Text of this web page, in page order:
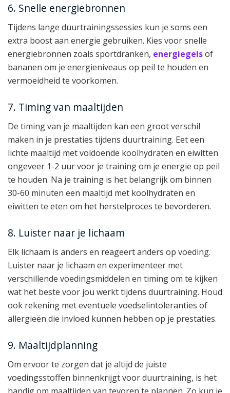
6. Snelle energiebronnen
Tijdens lange duurtrainingssessies kun je soms een
extra boost aan energie gebruiken. Kies voor snelle
energiebronnen zoals sportdranken, energiegelsof
bananen om je energieniveaus op peil te houden en
vermoeidheid te voorkomen.
7. Timing van maaltijden
De timing van je maaltijden kan een groot verschil
maken in je prestaties tijdens duurtraining. Eet een
lichte maaltijd met voldoende koolhydraten en eiwitten
ongeveer 1-2 uur voor je training om je energie op peil
te houden. Na je training is het belangrijk om binnen
30-60 minuten een maaltijd met koolhydraten en
eiwitten te eten om het herstelproces te bevorderen.
8. Luister naar je lichaam
Elk lichaam is anders en reageert anders op voeding.
Luister naar je lichaam en experimenteer met
verschillende voedingsmiddelen en timing om te kijken
wat het beste voor jou werkt tijdens duurtraining. Houd
ook rekening met eventuele voedselintoleranties of
allergieën die invloed kunnen hebben op je prestaties.
9. Maaltijdplanning
Om ervoor te zorgen dat je altijd de juiste
voedingsstoffen binnenkrijgt voor duurtraining, is het